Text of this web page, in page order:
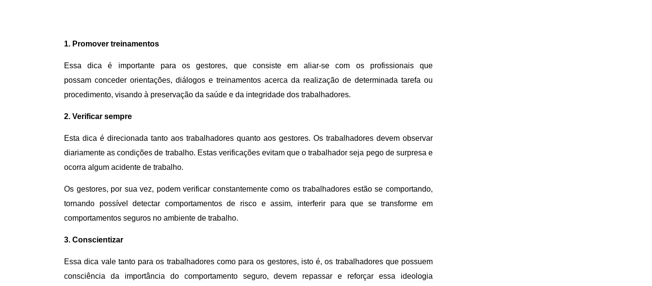
1. Promover treinamentos
Essa dica é importante para os gestores, que consiste em aliar-se com os profissionais que
possam conceder orientações, diálogos e treinamentos acerca da realização de determinada tarefa ou
procedimento, visando à preservação da saúde e da integridade dos trabalhadores.
2. Verificar sempre
Esta dica é direcionada tanto aos trabalhadores quanto aos gestores. Os trabalhadores devem observar
diariamente as condições de trabalho. Estas verificações evitam que o trabalhador seja pego de surpresa e
ocorra algum acidente de trabalho.
Os gestores, por sua vez, podem verificar constantemente como os trabalhadores estão se comportando,
tornando possível detectar comportamentos de risco e assim, interferir para que se transforme em
comportamentos seguros no ambiente de trabalho.
3. Conscientizar
Essa dica vale tanto para os trabalhadores como para os gestores, isto é, os trabalhadores que possuem
consciência da importância do comportamento seguro, devem repassar e reforçar essa ideologia